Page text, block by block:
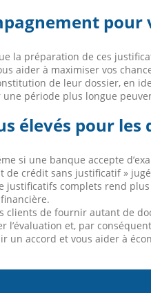
pour
la préparation de ces
aider à maximiser vos
de leur dossier, en
période plus longue
élevés pour les
si une banque accepte
de crédit sans justificatif »
justificatifs complets rend
clients de fournir autant de
et, par
un accord et vous aider à